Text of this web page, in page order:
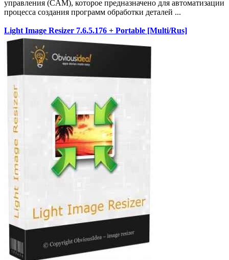
управления (CAM), которое предназначено для автоматизации
процесса создания программ обработки деталей ...
Light Image Resizer 7.6.5.176 + Portable [Multi/Rus]